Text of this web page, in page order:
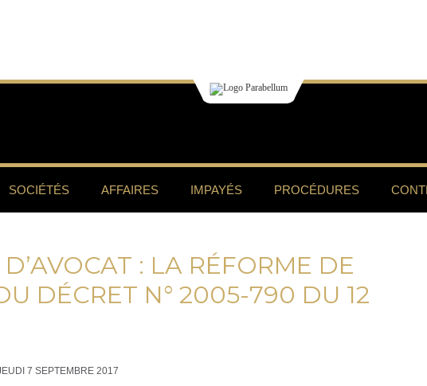
SOCIÉTÉS AFFAIRES IMPAYÉS PROCÉDURES
: LA RÉFORME DE
DÉCRET N° 2005-790 DU 12
7 SEPTEMBRE 2017